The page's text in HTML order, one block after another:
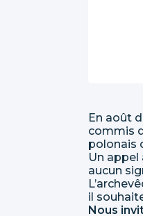
En août
commis
polonais
Un appel
aucun
il
Nous